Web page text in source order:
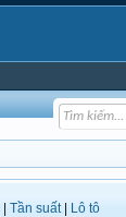
Tần suất| Lô tô